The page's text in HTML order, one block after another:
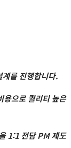
를 진행합니다.
용으로 퀄리티 높은
1:1 전담 PM 제도